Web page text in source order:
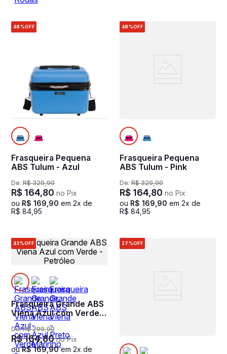
48%OFF
Frasqueira Pequena
ABS Tulum - Azul
De: R$ 329,90
R$ 164,80 no Pix
ou R$ 169 90 em 2x de
R$ 84 95
48%OFF
Frasqueira Pequena
ABS Tulum - Pink
De: R$ 329,90
R$ 164,80 no Pix
ou R$ 169 90 em 2x de
R$ 84 95
43%OFF
Frasqueira Grande ABS
Viena Azul com Verde -
Petróleo
De:R$ 299,90
R$164,80no Pix
ouR$ 169,90em 2x de
27%OFF